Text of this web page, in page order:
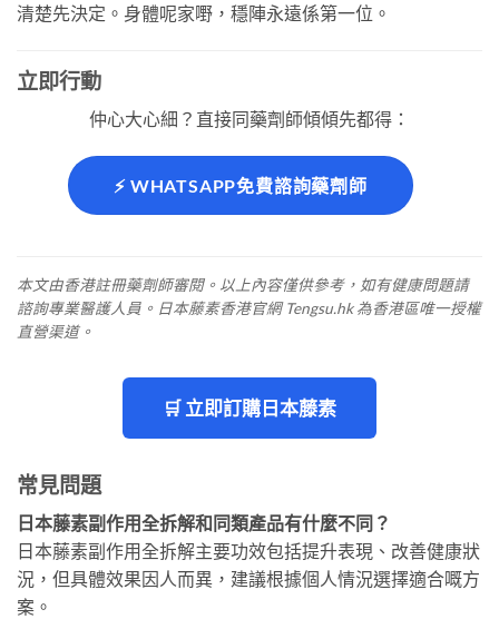
清楚先決定。身體呢家嘢，穩陣永遠係第一位。
立即行動
仲心大心細？直接同藥劑師傾傾先都得：
⚡ WHATSAPP免費諮詢藥劑師
本文由香港註冊藥劑師審閱。以上內容僅供參考，如有健康問題請
諮詢專業醫護人員。日本藤素香港官網 Tengsu.hk 為香港區唯一授權
直營渠道。
🛒 立即訂購日本藤素
常見問題
日本藤素副作用全拆解和同類產品有什麼不同？
日本藤素副作用全拆解主要功效包括提升表現、改善健康狀
況，但具體效果因人而異，建議根據個人情況選擇適合嘅方
案。